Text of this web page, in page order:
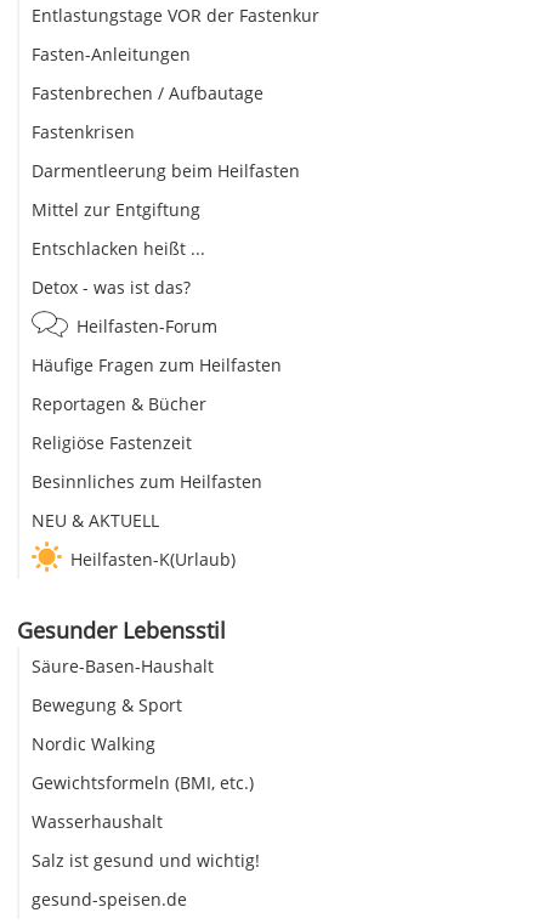
Entlastungstage VOR der Fastenkur
Fasten-Anleitungen
Fastenbrechen / Aufbautage
Fastenkrisen
Darmentleerung beim Heilfasten
Mittel zur Entgiftung
Entschlacken heißt ...
Detox - was ist das?
Heilfasten-Forum
Häufige Fragen zum Heilfasten
Reportagen & Bücher
Religiöse Fastenzeit
Besinnliches zum Heilfasten
NEU & AKTUELL
Heilfasten-K(Urlaub)
Gesunder Lebensstil
Säure-Basen-Haushalt
Bewegung & Sport
Nordic Walking
Gewichtsformeln (BMI, etc.)
Wasserhaushalt
Salz ist gesund und wichtig!
gesund-speisen.de